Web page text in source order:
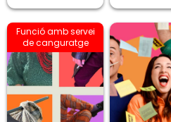
Funció amb servei
de canguratge